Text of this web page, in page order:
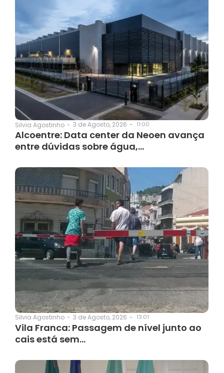
Silvia Agostinho - 3 de Agosto, 2026 - 11:00
Alcoentre: Data center da Neoen avança
entre dúvidas sobre água,…
Silvia Agostinho - 3 de Agosto, 2026 - 13:01
Vila Franca: Passagem de nível junto ao
cais está sem…